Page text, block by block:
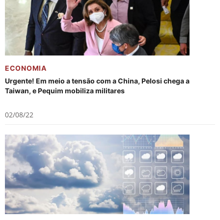
ECONOMIA
Urgente! Em meio a tensão com a China, Pelosi chega a
Taiwan, e Pequim mobiliza militares
02/08/22